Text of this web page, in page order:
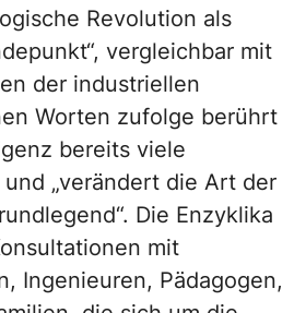
Revolution als
vergleichbar mit
der industriellen
Worten zufolge berührt
bereits viele
„verändert die Art der
Die Enzyklika
mit
Ingenieuren, Pädagogen,